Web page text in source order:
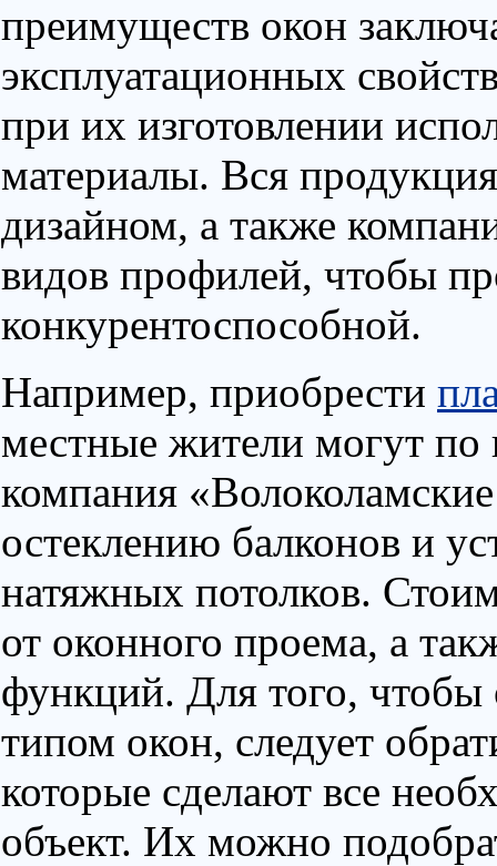
преимуществ окон
эксплуатационных
при их изготовлении
материалы. Вся
дизайном, а также
видов профилей, чтобы
конкурентоспособной.
Например, приобрести
местные жители могут
компания
остеклению балконов и
натяжных потолков.
от оконного проема, а
функций. Для того, чтобы
типом окон, следует
которые сделают все
объект. Их можно